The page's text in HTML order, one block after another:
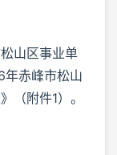
山区事业单
赤峰市松山
（附件1）。